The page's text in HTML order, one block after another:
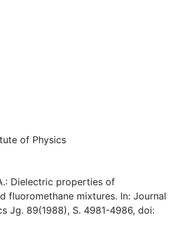
of Physics
Dielectric properties of
fluoromethane mixtures. In: Journal
Jg. 89(1988), S. 4981-4986, doi: